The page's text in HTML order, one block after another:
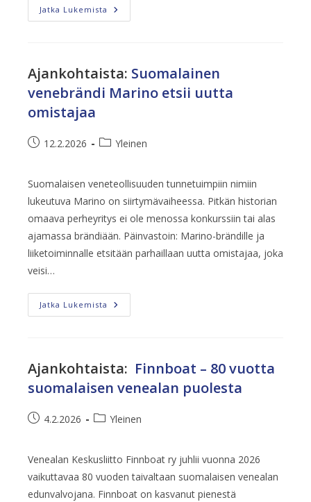
Jatka Lukemista Vanhan
Veneen
Ajankohtaista: Suomalainen
venebrändi Marino etsii uutta
omistajaa
Artikkeli12.2.2026
Artikkelin
Yleinen
Suomalaisen veneteollisuuden tunnetuimpiin nimiin
lukeutuva Marino on siirtymävaiheessa. Pitkän historian
omaava perheyritys ei ole menossa konkurssiin tai alas
ajamassa brändiään. Päinvastoin: Marino-brändille ja
liiketoiminnalle etsitään parhaillaan uutta omistajaa, joka
veisi…
Jatka Lukemista Suomalainen
Venebrändi
Ajankohtaista: Finnboat – 80 vuotta
suomalaisen venealan puolesta
Artikkeli4.2.2026
Artikkelin
Yleinen
Venealan Keskusliitto Finnboat ry juhlii vuonna 2026
vaikuttavaa 80 vuoden taivaltaan suomalaisen venealan
edunvalvojana. Finnboat on kasvanut pienestä